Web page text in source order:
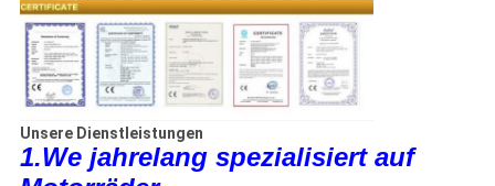
Unsere Dienstleistungen
1.We jahrelang spezialisiert auf